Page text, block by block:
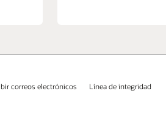
correos electrónicos Línea de integridad